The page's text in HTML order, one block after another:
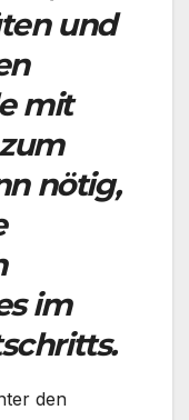
und
mit
nötig,
im
den